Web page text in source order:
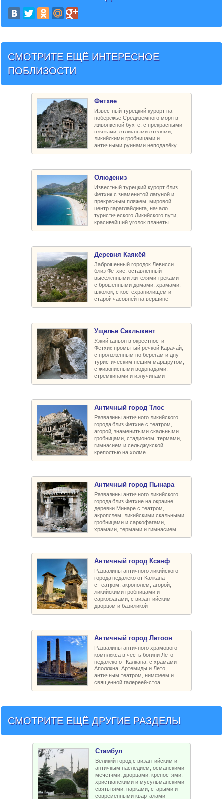
СМОТРИТЕ ЕЩЁ ИНТЕРЕСНОЕ
ПОБЛИЗОСТИ
Фетхие
Известный турецкий курорт на
побережье Средиземного моря в
живописной бухте, с прекрасными
пляжами, отличными отелями,
ликийскими гробницами и
античными руинами неподалёку
Олюдениз
Известный турецкий курорт близ
Фетхие с знаменитой лагуной и
прекрасным пляжем, мировой
центр параглайдинга, начало
туристического Ликийского пути,
красивейший уголок планеты
Деревня Каякёй
Заброшенный городок Левисси
близ Фетхие, оставленный
выселенными жителями-греками
с брошенными домами, храмами,
школой, с костехранилищем и
старой часовней на вершине
Ущелье Саклыкент
Узкий каньон в окрестности
Фетхие промытый речкой Карачай,
с проложенным по берегам и дну
туристическим пешим маршрутом,
с живописными водопадами,
стремнинами и излучинами
Античный город Тлос
Развалины античного ликийского
города близ Фетхие с театром,
агорой, знаменитыми скальными
гробницами, стадионом, термами,
гимнасием и сельджукской
крепостью на холме
Античный город Пынара
Развалины античного ликийского
города близ Фетхие на окраине
деревни Минаре с театром,
акрополем, ликийскими скальными
гробницами и саркофагами,
храмами, термами и гимнасием
Античный город Ксанф
Развалины античного ликийского
города недалеко от Калкана
с театром, акрополем, агорой,
ликийскими гробницами и
саркофагами, c византийским
дворцом и базиликой
Античный город Летоон
Развалины античного храмового
комплекса в честь богини Лето
недалеко от Калкана, с храмами
Аполлона, Артемиды и Лето,
античным театром, нимфеем и
священной галереей-стоа
СМОТРИТЕ ЕЩЁ ДРУГИЕ РАЗДЕЛЫ
Стамбул
Великий город с византийским и
античным наследием, османскими
мечетями, дворцами, крепостями,
христианскими и мусульманскими
святынями, парками, старыми и
современными кварталами